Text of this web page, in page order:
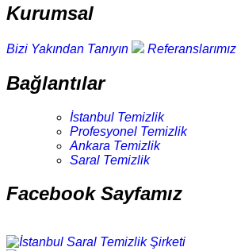
Kurumsal
Bizi Yakından Tanıyın Referanslarımız
Bağlantılar
İstanbul Temizlik
Profesyonel Temizlik
Ankara Temizlik
Saral Temizlik
Facebook Sayfamız